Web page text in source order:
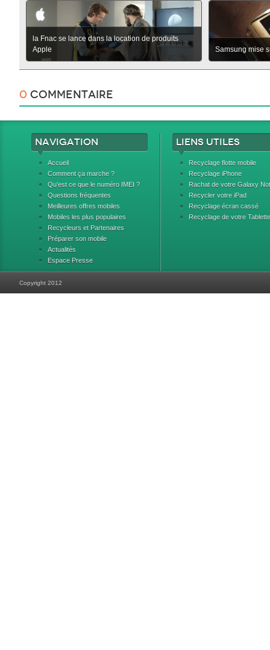
la Fnac se lance dans la location de produits
Apple
Samsung mise
0 Commentaire
Navigation
Accueil
Comment ça marche ?
Qu'est ce que le numéro IMEI ?
Questions fréquentes
Meilleures offres mobiles
Mobiles les plus populaires
Recycleurs et Partenaires
Préparer son mobile
Actualités
Espace Presse
Liens utiles
Recyclage flotte mobile
Recyclage iPhone
Rachat de votre Galaxy
Recycler votre iPad
Recyclage écran cassé
Recyclage de votre Tablette
Copyright 2012